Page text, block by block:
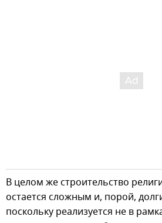
В целом же строительство
остается сложным и, порой,
поскольку реализуется не в